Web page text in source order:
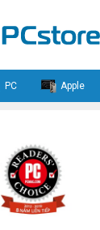
PC Apple